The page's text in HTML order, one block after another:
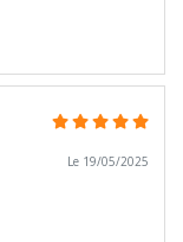
Le 19/05/2025